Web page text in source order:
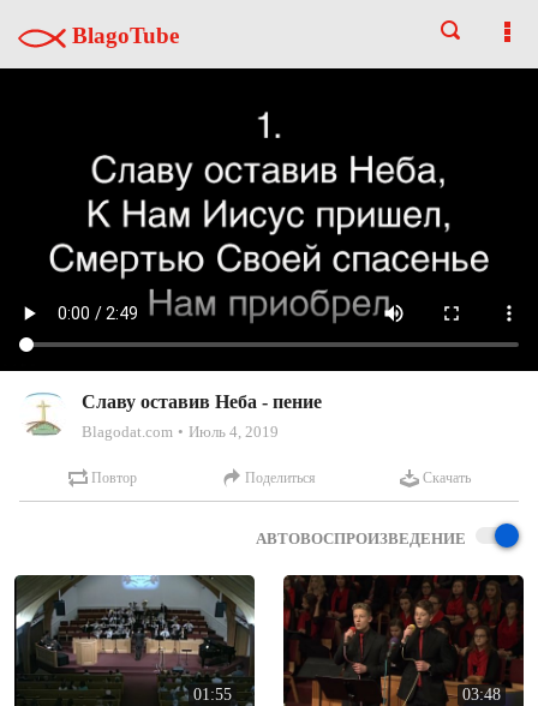
BlagoTube
Славу оставив Неба - пение
Blagodat.com Июль 4, 2019
Повтор Поделиться Скачать
АВТОВОСПРОИЗВЕДЕНИЕ
01:55 03:48